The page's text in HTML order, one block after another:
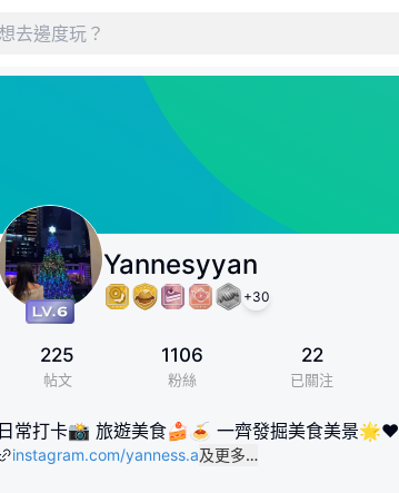
Yannesyyan
+30
225
帖文
1106
粉絲
22
已關注
日常打卡📸 旅遊美食🍰🍝 一齊發掘美食美景🌟❤️
instagram.com/yanness.a及更多…